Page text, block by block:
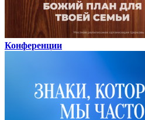
Конференции